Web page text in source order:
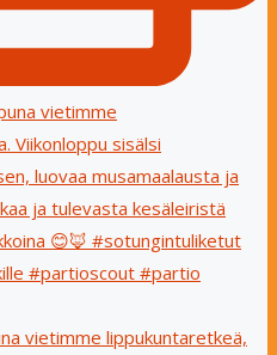
vietimme lippukuntaretkeä,